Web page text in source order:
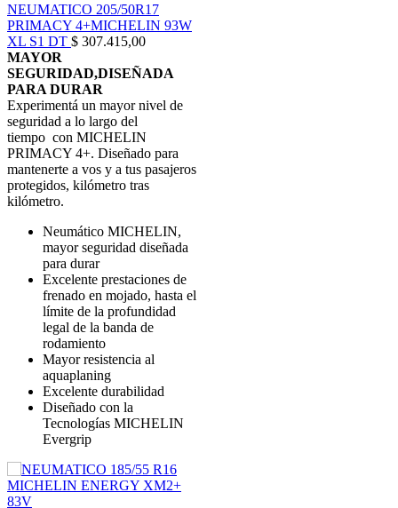
NEUMATICO 205/50R17
PRIMACY 4+MICHELIN 93W
XL S1 DT $ 307.415,00
MAYOR
SEGURIDAD,DISEÑADA
PARA DURAR
Experimentá un mayor nivel de
seguridad a lo largo del
tiempo con MICHELIN
PRIMACY 4+. Diseñado para
mantenerte a vos y a tus pasajeros
protegidos, kilómetro tras
kilómetro.
Neumático MICHELIN,
mayor seguridad diseñada
para durar
Excelente prestaciones de
frenado en mojado, hasta el
límite de la profundidad
legal de la banda de
rodamiento
Mayor resistencia al
aquaplaning
Excelente durabilidad
Diseñado con la
Tecnologías MICHELIN
Evergrip